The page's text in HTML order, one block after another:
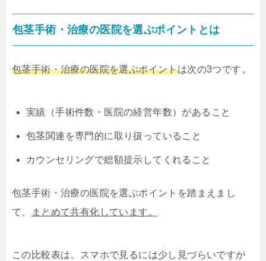
包茎手術・治療の医院を選ぶポイントとは
包茎手術・治療の医院を選ぶポイントは次の3つです。
実績（手術件数・医院の経営年数）があること
包茎関連を専門的に取り扱っていること
カウンセリングで総額提示してくれること
包茎手術・治療の医院を選ぶポイントを踏まえまし
て、
まとめて共有化しています。
この比較表は、スマホで見るには少し見づらいですが